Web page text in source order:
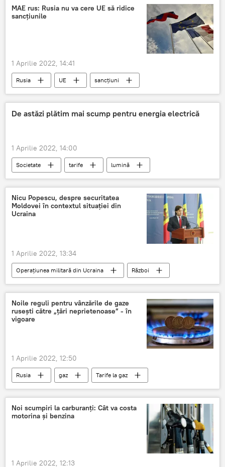
MAE rus: Rusia nu va cere UE să ridice
sancțiunile
1 Aprilie 2022, 14:41
Rusia UE sancțiuni
De astăzi plătim mai scump pentru energia electrică
1 Aprilie 2022, 14:00
Societate tarife
lumină
ANRE
Energie electrică cetateni
Nicu Popescu, despre securitatea
Moldovei în contextul situației din
Ucraina
1 Aprilie 2022, 13:34
Operațiunea militară din Ucraina
Război
securitate
Nicu Popescu
aprilie
Știri din Moldova
Ucraina
Noile reguli pentru vânzările de gaze
rusești către „țări neprietenoase” - în
vigoare
1 Aprilie 2022, 12:50
Rusia gaz
Tarife la gaz
Ruble
ruble rusești
Noi scumpiri la carburanți: Cât va costa
motorina și benzina
1 Aprilie 2022, 12:13